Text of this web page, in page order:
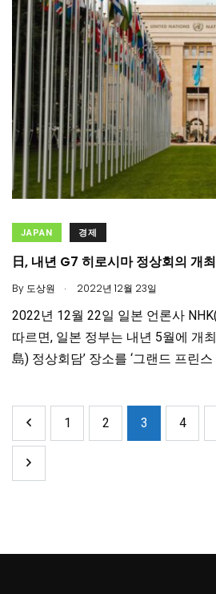
JAPAN 경제
日, 내년 G7 히로시마 정상회의 개최
By 도상원 . 2022년 12월 23일
2022년 12월 22일 일본 언론사
따르면, 일본 정부는 내년 5월에 개
島) 정상회담’ 장소를 ‘그랜드 프린스
1 2 3 4